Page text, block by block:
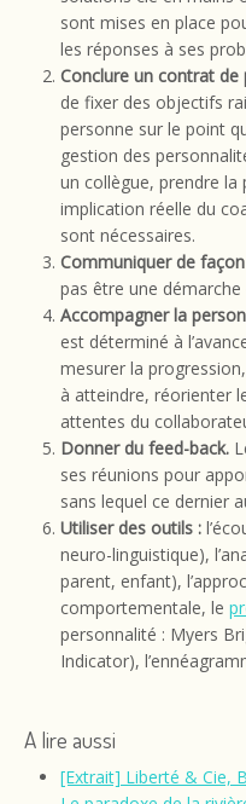
sont mises en place
les réponses à ses
Conclure un contrat
de fixer des objectifs
personne sur le point
gestion des
un collègue, prendre
implication réelle du
sont nécessaires.
Communiquer de
pas être une
Accompagner la
est déterminé à
mesurer la
à atteindre, réorienter
attentes du
Donner du feed-back.
ses réunions pour
sans lequel ce dernier
Utiliser des outils :
neuro-linguistique),
parent, enfant),
comportementale, le
personnalité : Myers
Indicator),
A lire aussi
[Extrait] Liberté & Cie,